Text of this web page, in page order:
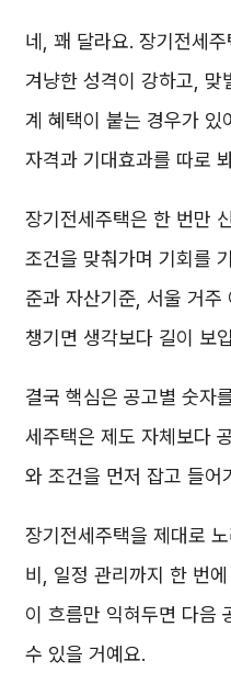
네, 꽤 달라요. 장기전세
겨냥한 성격이 강하고, 맞
계 혜택이 붙는 경우가 있
자격과 기대효과를 따로
장기전세주택은 한 번만
조건을 맞춰가며 기회를
준과 자산기준, 서울 거주
챙기면 생각보다 길이 보
결국 핵심은 공고별 숫자
세주택은 제도 자체보다
와 조건을 먼저 잡고 들어
장기전세주택을 제대로
비, 일정 관리까지 한 번
이 흐름만 익혀두면 다음
수 있을 거예요.